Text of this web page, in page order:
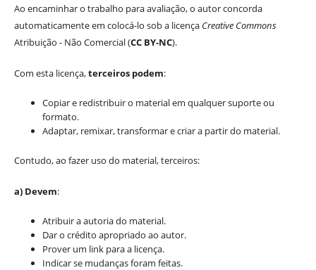
Ao encaminhar o trabalho para avaliação, o autor concorda
automaticamente em colocá-lo sob a licença Creative Commons
Atribuição - Não Comercial (CC BY-NC).
Com esta licença,terceiros podem:
Copiar e redistribuir o material em qualquer suporte ou
formato.
Adaptar, remixar, transformar e criar a partir do material.
Contudo, ao fazer uso do material, terceiros:
a) Devem:
Atribuir a autoria do material.
Dar o crédito apropriado ao autor.
Prover um link para a licença.
Indicar se mudanças foram feitas.